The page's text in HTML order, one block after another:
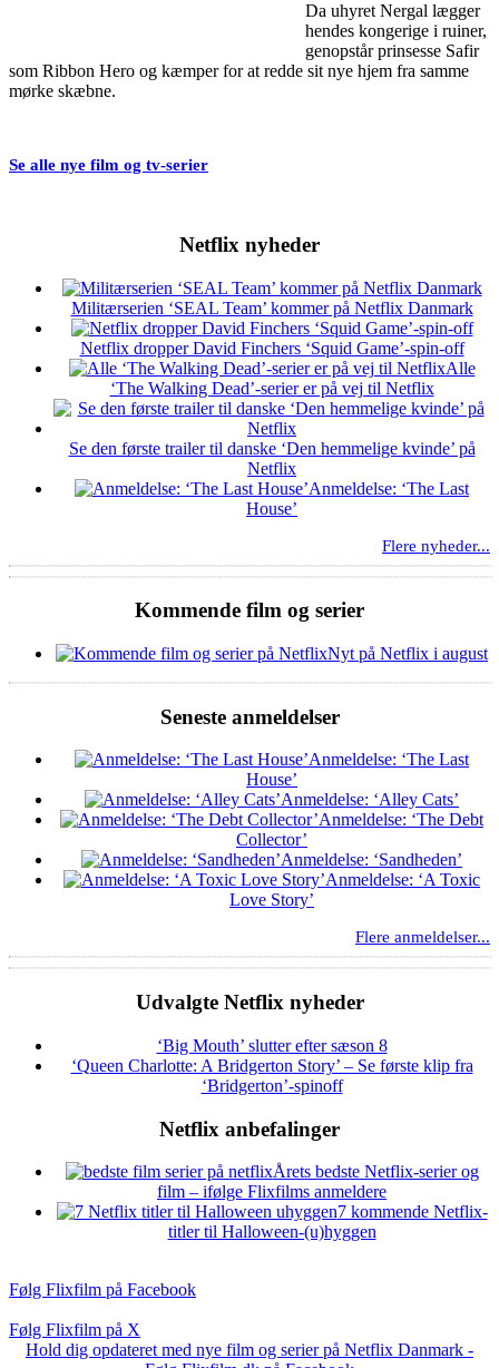
Da uhyret Nergal lægger
hendes kongerige i ruiner,
genopstår prinsesse Safir
som Ribbon Hero og kæmper for at redde sit nye hjem fra samme
mørke skæbne.
Se alle nye film og tv-serier
Netflix nyheder
Militærserien ‘SEAL Team’ kommer på Netflix Danmark
Netflix dropper David Finchers ‘Squid Game’-spin-off
Alle
‘The Walking Dead’-serier er på vej til Netflix
Se den første trailer til danske ‘Den hemmelige kvinde’ på
Netflix
Anmeldelse: ‘The Last
House’
Flere nyheder...
Kommende film og serier
Nyt på Netflix i august
Seneste anmeldelser
Anmeldelse: ‘The Last
House’
Anmeldelse: ‘Alley Cats’
Anmeldelse: ‘The Debt
Collector’
Anmeldelse: ‘Sandheden’
Anmeldelse: ‘A Toxic
Love Story’
Flere anmeldelser...
Udvalgte Netflix nyheder
‘Big Mouth’ slutter efter sæson 8
‘Queen Charlotte: A Bridgerton Story’ – Se første klip fra
‘Bridgerton’-spinoff
Netflix anbefalinger
Årets bedste Netflix-serier og
film – ifølge Flixfilms anmeldere
7 kommende Netflix-
titler til Halloween-(u)hyggen
Følg Flixfilm på Facebook
Følg Flixfilm på X
Hold dig opdateret med nye film og serier på Netflix Danmark -